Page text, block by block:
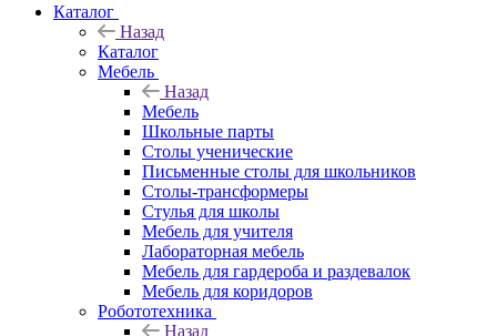
Каталог
Назад
Каталог
Мебель
Назад
Мебель
Школьные парты
Столы ученические
Письменные столы для школьников
Столы-трансформеры
Стулья для школы
Мебель для учителя
Лабораторная мебель
Мебель для гардероба и раздевалок
Мебель для коридоров
Робототехника
Назад